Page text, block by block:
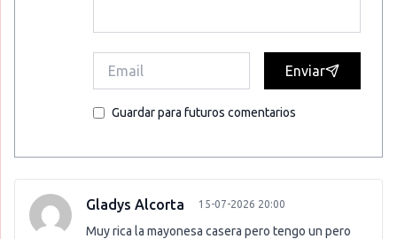
Enviar
Guardar para futuros comentarios
Gladys Alcorta 15-07-2026 20:00
Muy rica la mayonesa casera pero tengo un pero